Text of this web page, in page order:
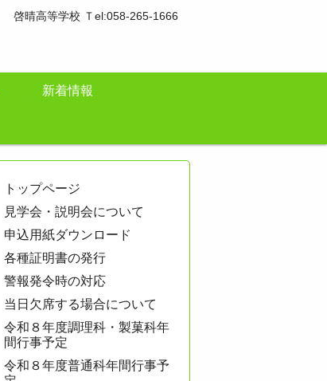
啓晴高等学校 Ｔel:058-265-1666
新着情報
トップページ
見学会・説明会について
申込用紙ダウンロード
各種証明書の発行
警報発令時の対応
当日欠席する場合について
令和８年度調理科・製菓科年
間行事予定
令和８年度普通科年間行事予